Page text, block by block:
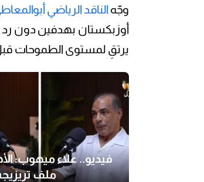
وجّه الناقد الرياضي
أوزبكستان بهدفين دون رد
يرتقِ لمستوى الطموحات
فيديو.. علاء ميهوب:
ملف